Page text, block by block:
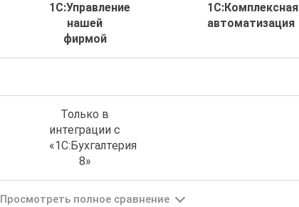
1С:Управление
нашей
фирмой
1С:Комплексная
автоматизация
Только в
интеграции с
«1С:Бухгалтерия
8»
Просмотреть полное сравнение